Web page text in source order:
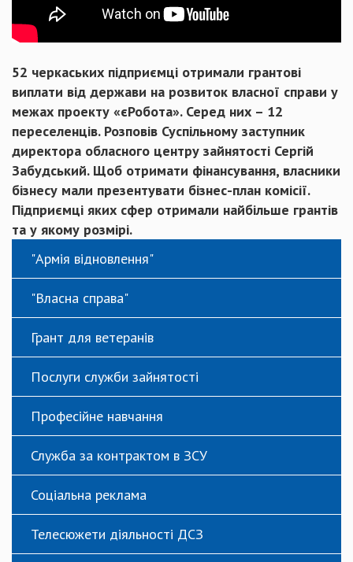
52 черкаських підприємці отримали грантові
виплати від держави на розвиток власної справи у
межах проекту «єРобота». Серед них – 12
переселенців. Розповів Суспільному заступник
директора обласного центру зайнятості Сергій
Забудський. Щоб отримати фінансування, власники
бізнесу мали презентувати бізнес-план комісії.
Підприємці яких сфер отримали найбільше грантів
та у якому розмірі.
"Армія відновлення"
"Власна справа"
Грант для ветеранів
Послуги служби зайнятості
Професійне навчання
Служба за контрактом в ЗСУ
Соціальна реклама
Телесюжети діяльності ДСЗ